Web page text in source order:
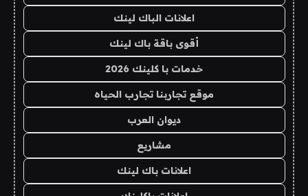
اعلانات الباك لينك
أقوى باقة باك لينك
خدمات با كلينك 2026
موقع تجاربنا تجارب الحياه
ديوان العرب
مشاريع
اعلانات باك لينك